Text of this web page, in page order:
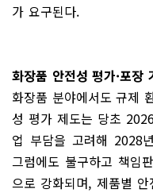
가 요구된다.
화장품 안전성 평가·포장
화장품 분야에서도 규제
성 평가 제도는 당초
업 부담을 고려해 2028
그럼에도 불구하고 책임
으로 강화되며, 제품별